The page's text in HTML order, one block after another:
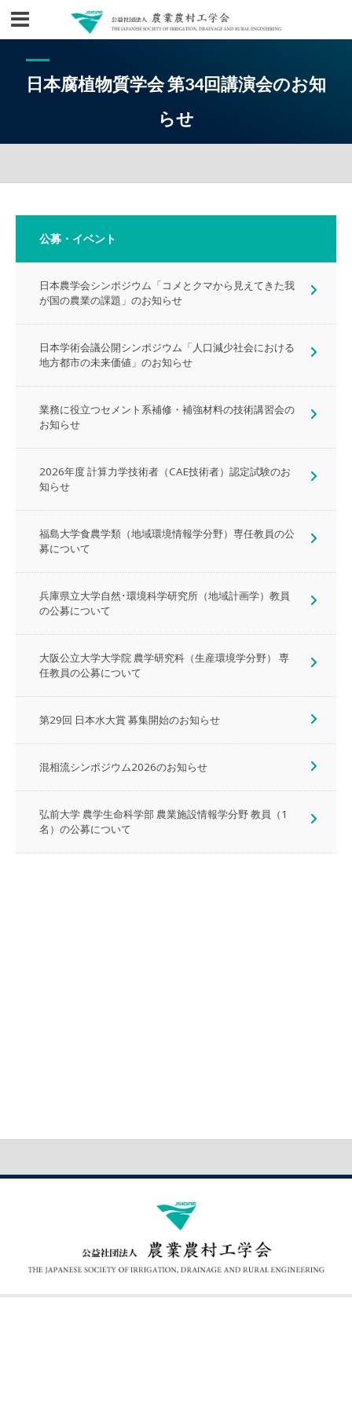
日本腐植物質学会 第34回講演会のお知
らせ
公募・イベント
日本農学会シンポジウム「コメとクマから見えてきた我
が国の農業の課題」のお知らせ
日本学術会議公開シンポジウム「人口減少社会における
地方都市の未来価値」のお知らせ
業務に役立つセメント系補修・補強材料の技術講習会の
お知らせ
2026年度 計算力学技術者（CAE技術者）認定試験のお
知らせ
福島大学食農学類（地域環境情報学分野）専任教員の公
募について
兵庫県立大学自然･環境科学研究所（地域計画学）教員
の公募について
大阪公立大学大学院 農学研究科（生産環境学分野） 専
任教員の公募について
第29回 日本水大賞 募集開始のお知らせ
混相流シンポジウム2026のお知らせ
弘前大学 農学生命科学部 農業施設情報学分野 教員（1
名）の公募について